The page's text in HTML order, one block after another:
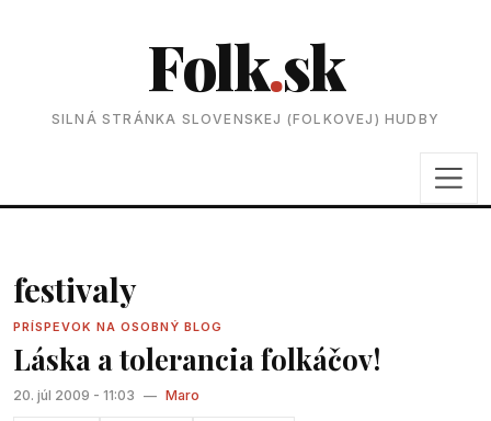
Folk.sk
SILNÁ STRÁNKA SLOVENSKEJ (FOLKOVEJ) HUDBY
festivaly
PRÍSPEVOK NA OSOBNÝ BLOG
Láska a tolerancia folkáčov!
20. júl 2009 - 11:03 — Maro